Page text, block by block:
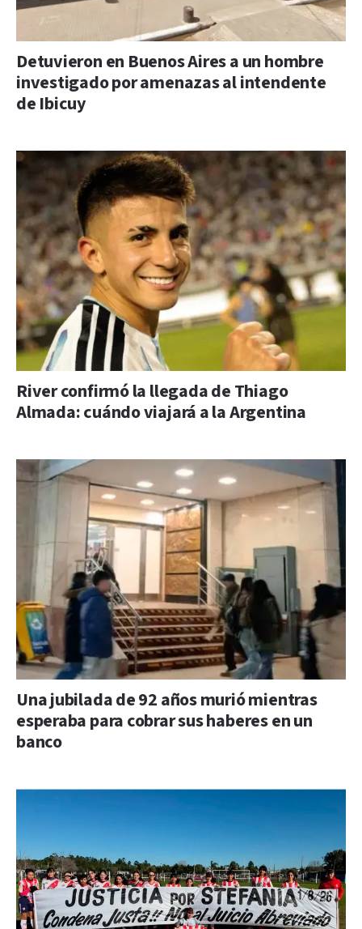
Detuvieron en Buenos Aires a un hombre
investigado por amenazas al intendente
de Ibicuy
River confirmó la llegada de Thiago
Almada: cuándo viajará a la Argentina
Una jubilada de 92 años murió mientras
esperaba para cobrar sus haberes en un
banco